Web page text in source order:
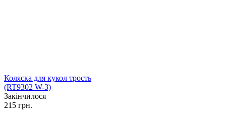
Коляска для кукол трость
(RT9302 W-3)
Закінчилося
215 грн.